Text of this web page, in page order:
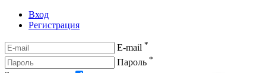
Вход
Регистрация
E-mail *
Пароль *